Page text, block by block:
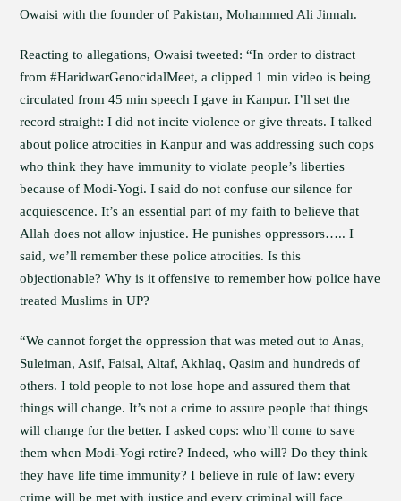
Owaisi with the founder of Pakistan, Mohammed Ali Jinnah.
Reacting to allegations, Owaisi tweeted: “In order to distract
from #HaridwarGenocidalMeet, a clipped 1 min video is being
circulated from 45 min speech I gave in Kanpur. I’ll set the
record straight: I did not incite violence or give threats. I talked
about police atrocities in Kanpur and was addressing such cops
who think they have immunity to violate people’s liberties
because of Modi-Yogi. I said do not confuse our silence for
acquiescence. It’s an essential part of my faith to believe that
Allah does not allow injustice. He punishes oppressors….. I
said, we’ll remember these police atrocities. Is this
objectionable? Why is it offensive to remember how police have
treated Muslims in UP?
“We cannot forget the oppression that was meted out to Anas,
Suleiman, Asif, Faisal, Altaf, Akhlaq, Qasim and hundreds of
others. I told people to not lose hope and assured them that
things will change. It’s not a crime to assure people that things
will change for the better. I asked cops: who’ll come to save
them when Modi-Yogi retire? Indeed, who will? Do they think
they have life time immunity? I believe in rule of law: every
crime will be met with justice and every criminal will face